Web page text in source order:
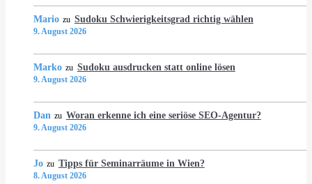
Mario zu Sudoku Schwierigkeitsgrad richtig wählen
9. August 2026
Marko zu Sudoku ausdrucken statt online lösen
9. August 2026
Dan zu Woran erkenne ich eine seriöse SEO-Agentur?
9. August 2026
Jo zu Tipps für Seminarräume in Wien?
8. August 2026